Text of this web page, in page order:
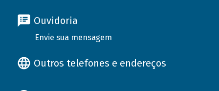
Ouvidoria
Envie sua mensagem
Outros telefones e endereços